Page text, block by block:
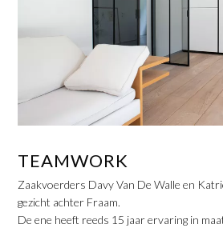
TEAMWORK
Zaakvoerders Davy Van De Walle en
gezicht achter Fraam.
De ene heeft reeds 15 jaar ervaring in